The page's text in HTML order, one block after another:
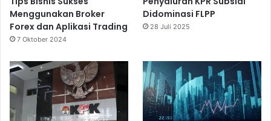
Menggunakan Broker
Forex dan Aplikasi Trading
7 Oktober 2024
Didominasi FLPP
28 Juli 2025